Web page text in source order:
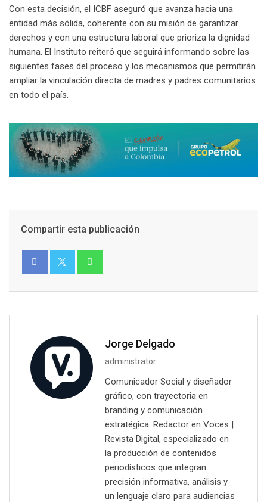
Con esta decisión, el ICBF aseguró que avanza hacia una
entidad más sólida, coherente con su misión de garantizar
derechos y con una estructura laboral que prioriza la dignidad
humana. El Instituto reiteró que seguirá informando sobre las
siguientes fases del proceso y los mecanismos que permitirán
ampliar la vinculación directa de madres y padres comunitarios
en todo el país.
Compartir esta publicación
Jorge Delgado
administrator
Comunicador Social y diseñador
gráfico, con trayectoria en
branding y comunicación
estratégica. Redactor en Voces |
Revista Digital, especializado en
la producción de contenidos
periodísticos que integran
precisión informativa, análisis y
un lenguaje claro para audiencias